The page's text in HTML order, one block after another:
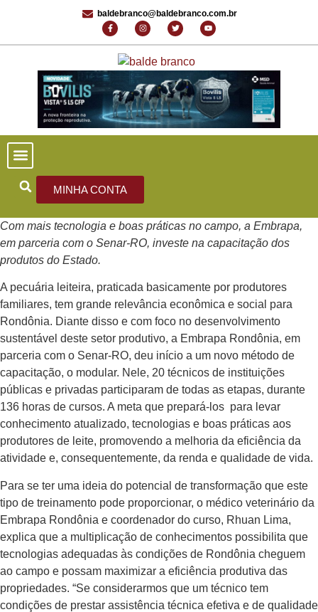
baldebranco@baldebranco.com.br
MINHA CONTA
Com mais tecnologia e boas práticas no campo, a Embrapa,
em parceria com o Senar-RO, investe na capacitação dos
produtos do Estado.
A pecuária leiteira, praticada basicamente por produtores
familiares, tem grande relevância econômica e social para
Rondônia. Diante disso e com foco no desenvolvimento
sustentável deste setor produtivo, a Embrapa Rondônia, em
parceria com o Senar-RO, deu início a um novo método de
capacitação, o modular. Nele, 20 técnicos de instituições
públicas e privadas participaram de todas as etapas, durante
136 horas de cursos. A meta que prepará-los para levar
conhecimento atualizado, tecnologias e boas práticas aos
produtores de leite, promovendo a melhoria da eficiência da
atividade e, consequentemente, da renda e qualidade de vida.
Para se ter uma ideia do potencial de transformação que este
tipo de treinamento pode proporcionar, o médico veterinário da
Embrapa Rondônia e coordenador do curso, Rhuan Lima,
explica que a multiplicação de conhecimentos possibilita que
tecnologias adequadas às condições de Rondônia cheguem
ao campo e possam maximizar a eficiência produtiva das
propriedades. “Se considerarmos que um técnico tem
condições de prestar assistência técnica efetiva e de qualidade